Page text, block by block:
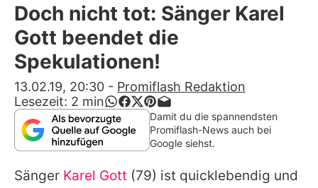
Alle Themen auf Promiflash
Jobs
App runterladen
Team
Redaktionelle Richtlinien
Impressum
Doch nicht tot: Sänger Karel
Gott beendet die
Spekulationen!
13.02.19, 20:30 - Promiflash Redaktion
Lesezeit: 2 min
Damit du die spannendsten
Promiflash-News auch bei
Google siehst.
Sänger Karel Gott (79) ist quicklebendig und